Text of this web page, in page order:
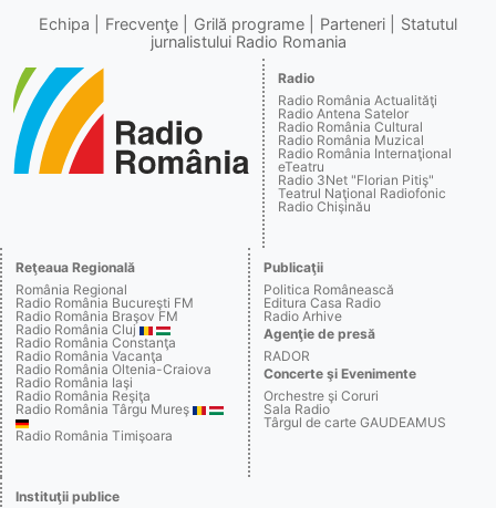
Echipa Frecvenţe Grilă programe Parteneri
Statutul
jurnalistului Radio Romania
Radio
Radio România Actualităţi
Radio Antena Satelor
Radio România Cultural
Radio România Muzical
Radio România Internaţional
eTeatru
Radio 3Net "Florian Pitiş"
Teatrul Naţional Radiofonic
Radio Chişinău
Reţeaua Regională
România Regional
Radio România Bucureşti FM
Radio România Braşov FM
Radio România Cluj
Radio România Constanţa
Radio România Vacanţa
Radio România Oltenia-Craiova
Radio România Iaşi
Radio România Reşiţa
Radio România Târgu Mureş
Radio România Timişoara
Publicaţii
Politica Românească
Editura Casa Radio
Radio Arhive
Agenţie de presă
RADOR
Concerte şi Evenimente
Orchestre şi Coruri
Sala Radio
Târgul de carte GAUDEAMUS
Instituţii publice